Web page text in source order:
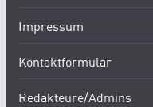
Impressum
Kontaktformular
Redakteure/Admins